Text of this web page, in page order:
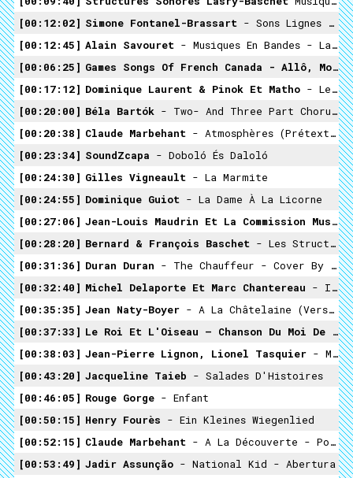
00:12:02
Simone Fontanel-Brassart - Sons Lignes Couleurs (Musiques Pour L'Expression Plastique) - Chanson-Mémoire
00:12:45
Alain Savouret - Musiques En Bandes - La Dictée
00:06:25
Games Songs Of French Canada - Allô, Monsieur (Recto-Tono Song)
00:17:12
Dominique Laurent & Pinok Et Matho - Les Pays De Tout En Tout - Tout En Blanc
00:20:00
Béla Bartók - Two- And Three Part Choruses, For Children's And Female Voices
00:20:38
Claude Marbehant - Atmosphères (Prétextes Musicaux Pour Aventures Gestuelles) – Biosons
00:23:34
SoundZcapa - Doboló És Daloló
00:24:30
Gilles Vigneault - La Marmite
00:24:55
Dominique Guiot - La Dame À La Licorne
00:27:06
Jean-Louis Maudrin Et La Commission Musique De L'ICEM
00:28:20
Bernard & François Baschet - Les Structures Sonores - Comme Une Autre Réalité
00:31:36
Duran Duran - The Chauffeur - Cover By Grace And Charlie
00:32:40
Michel Delaporte Et Marc Chantereau - Imaginations Pour L'expression Corporelle - Zigzags Et Méandres
00:35:35
Jean Naty-Boyer - A La Châtelaine (version Instrumentale)
00:37:33
Le Roi Et L'Oiseau – Chanson Du Moi De Mai
00:38:03
Jean-Pierre Lignon, Lionel Tasquier - Musiques Electroniques (ICEM 8) - Hiroshima
00:43:20
Jacqueline Taieb - Salades D'Histoires
00:46:05
Rouge Gorge - Enfant
00:50:15
Henry Fourès - Ein Kleines Wiegenlied
00:52:15
Claude Marbehant - A La Découverte - Polyphonie
00:53:49
Jadir Assunção - National Kid - Abertura